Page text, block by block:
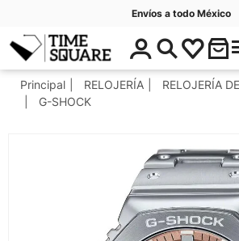
Envíos a todo México
Timesquare
$
0
.
C
t
r
í
a
s
Principal RELOJERÍA RELOJERÍA
G-SHOCK